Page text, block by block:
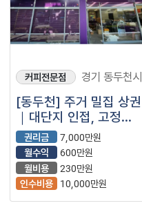
커피전문점 경기 동두천시
[동두천] 주거 밀집 상권
｜대단지 인접, 고정
유입 안정적인 더벤티
매장 급매!!
권리금
7,000만원
월수익
600만원
월비용
230만원
인수비용
10,000만원